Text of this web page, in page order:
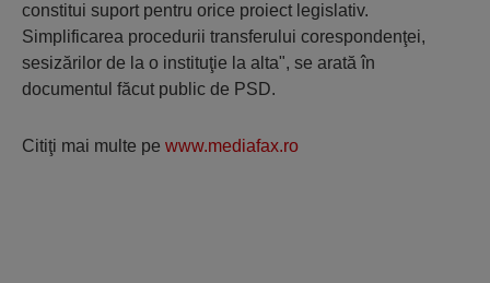
constitui suport pentru orice proiect legislativ.
Simplificarea procedurii transferului corespondenţei,
sesizărilor de la o instituţie la alta", se arată în
documentul făcut public de PSD.
Citiţi mai multe pe www.mediafax.ro